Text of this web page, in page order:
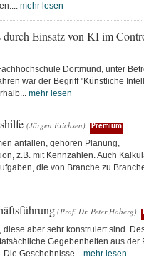
mehr lesen
durch Einsatz von KI im
Dortmund, unter
war der Begriff "Künstliche
mehr lesen
(Jörgen Erichsen) Premium
anfallen, gehören Planung,
z.B. mit Kennzahlen. Auch
die von Branche zu
(Prof. Dr. Peter Hoberg)
aber sehr konstruiert sind.
Gegebenheiten aus der
Geschehnisse... mehr lesen